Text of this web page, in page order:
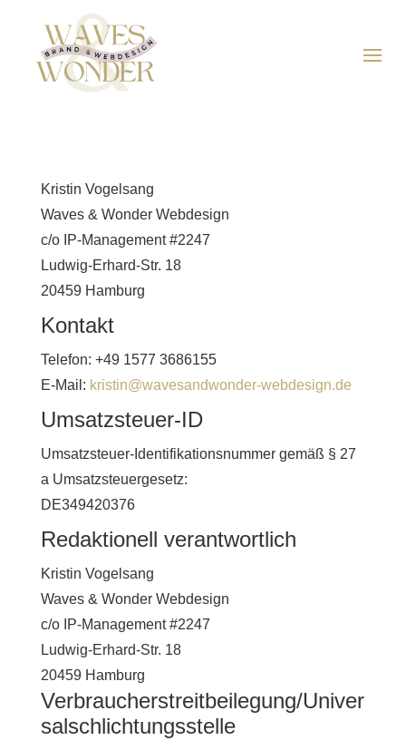
Kristin Vogelsang
Waves & Wonder Webdesign
c/o IP-Management #2247
Ludwig-Erhard-Str. 18
20459 Hamburg
Kontakt
Telefon: +49 1577 3686155
E-Mail: kristin@wavesandwonder-webdesign.de
Umsatzsteuer-ID
Umsatzsteuer-Identifikationsnummer gemäß § 27
a Umsatzsteuergesetz:
DE349420376
Redaktionell verantwortlich
Kristin Vogelsang
Waves & Wonder Webdesign
c/o IP-Management #2247
Ludwig-Erhard-Str. 18
20459 Hamburg
Verbraucherstreitbeilegung/Univer
salschlichtungsstelle